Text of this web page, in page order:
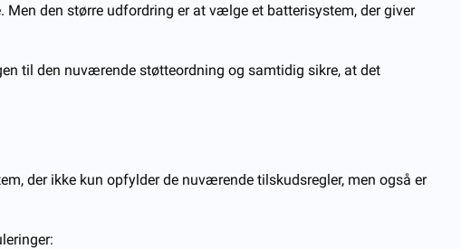
den større udfordring er at vælge et batterisystem, der giver
til den nuværende støtteordning og samtidig sikre, at det
der ikke kun opfylder de nuværende tilskudsregler, men også er